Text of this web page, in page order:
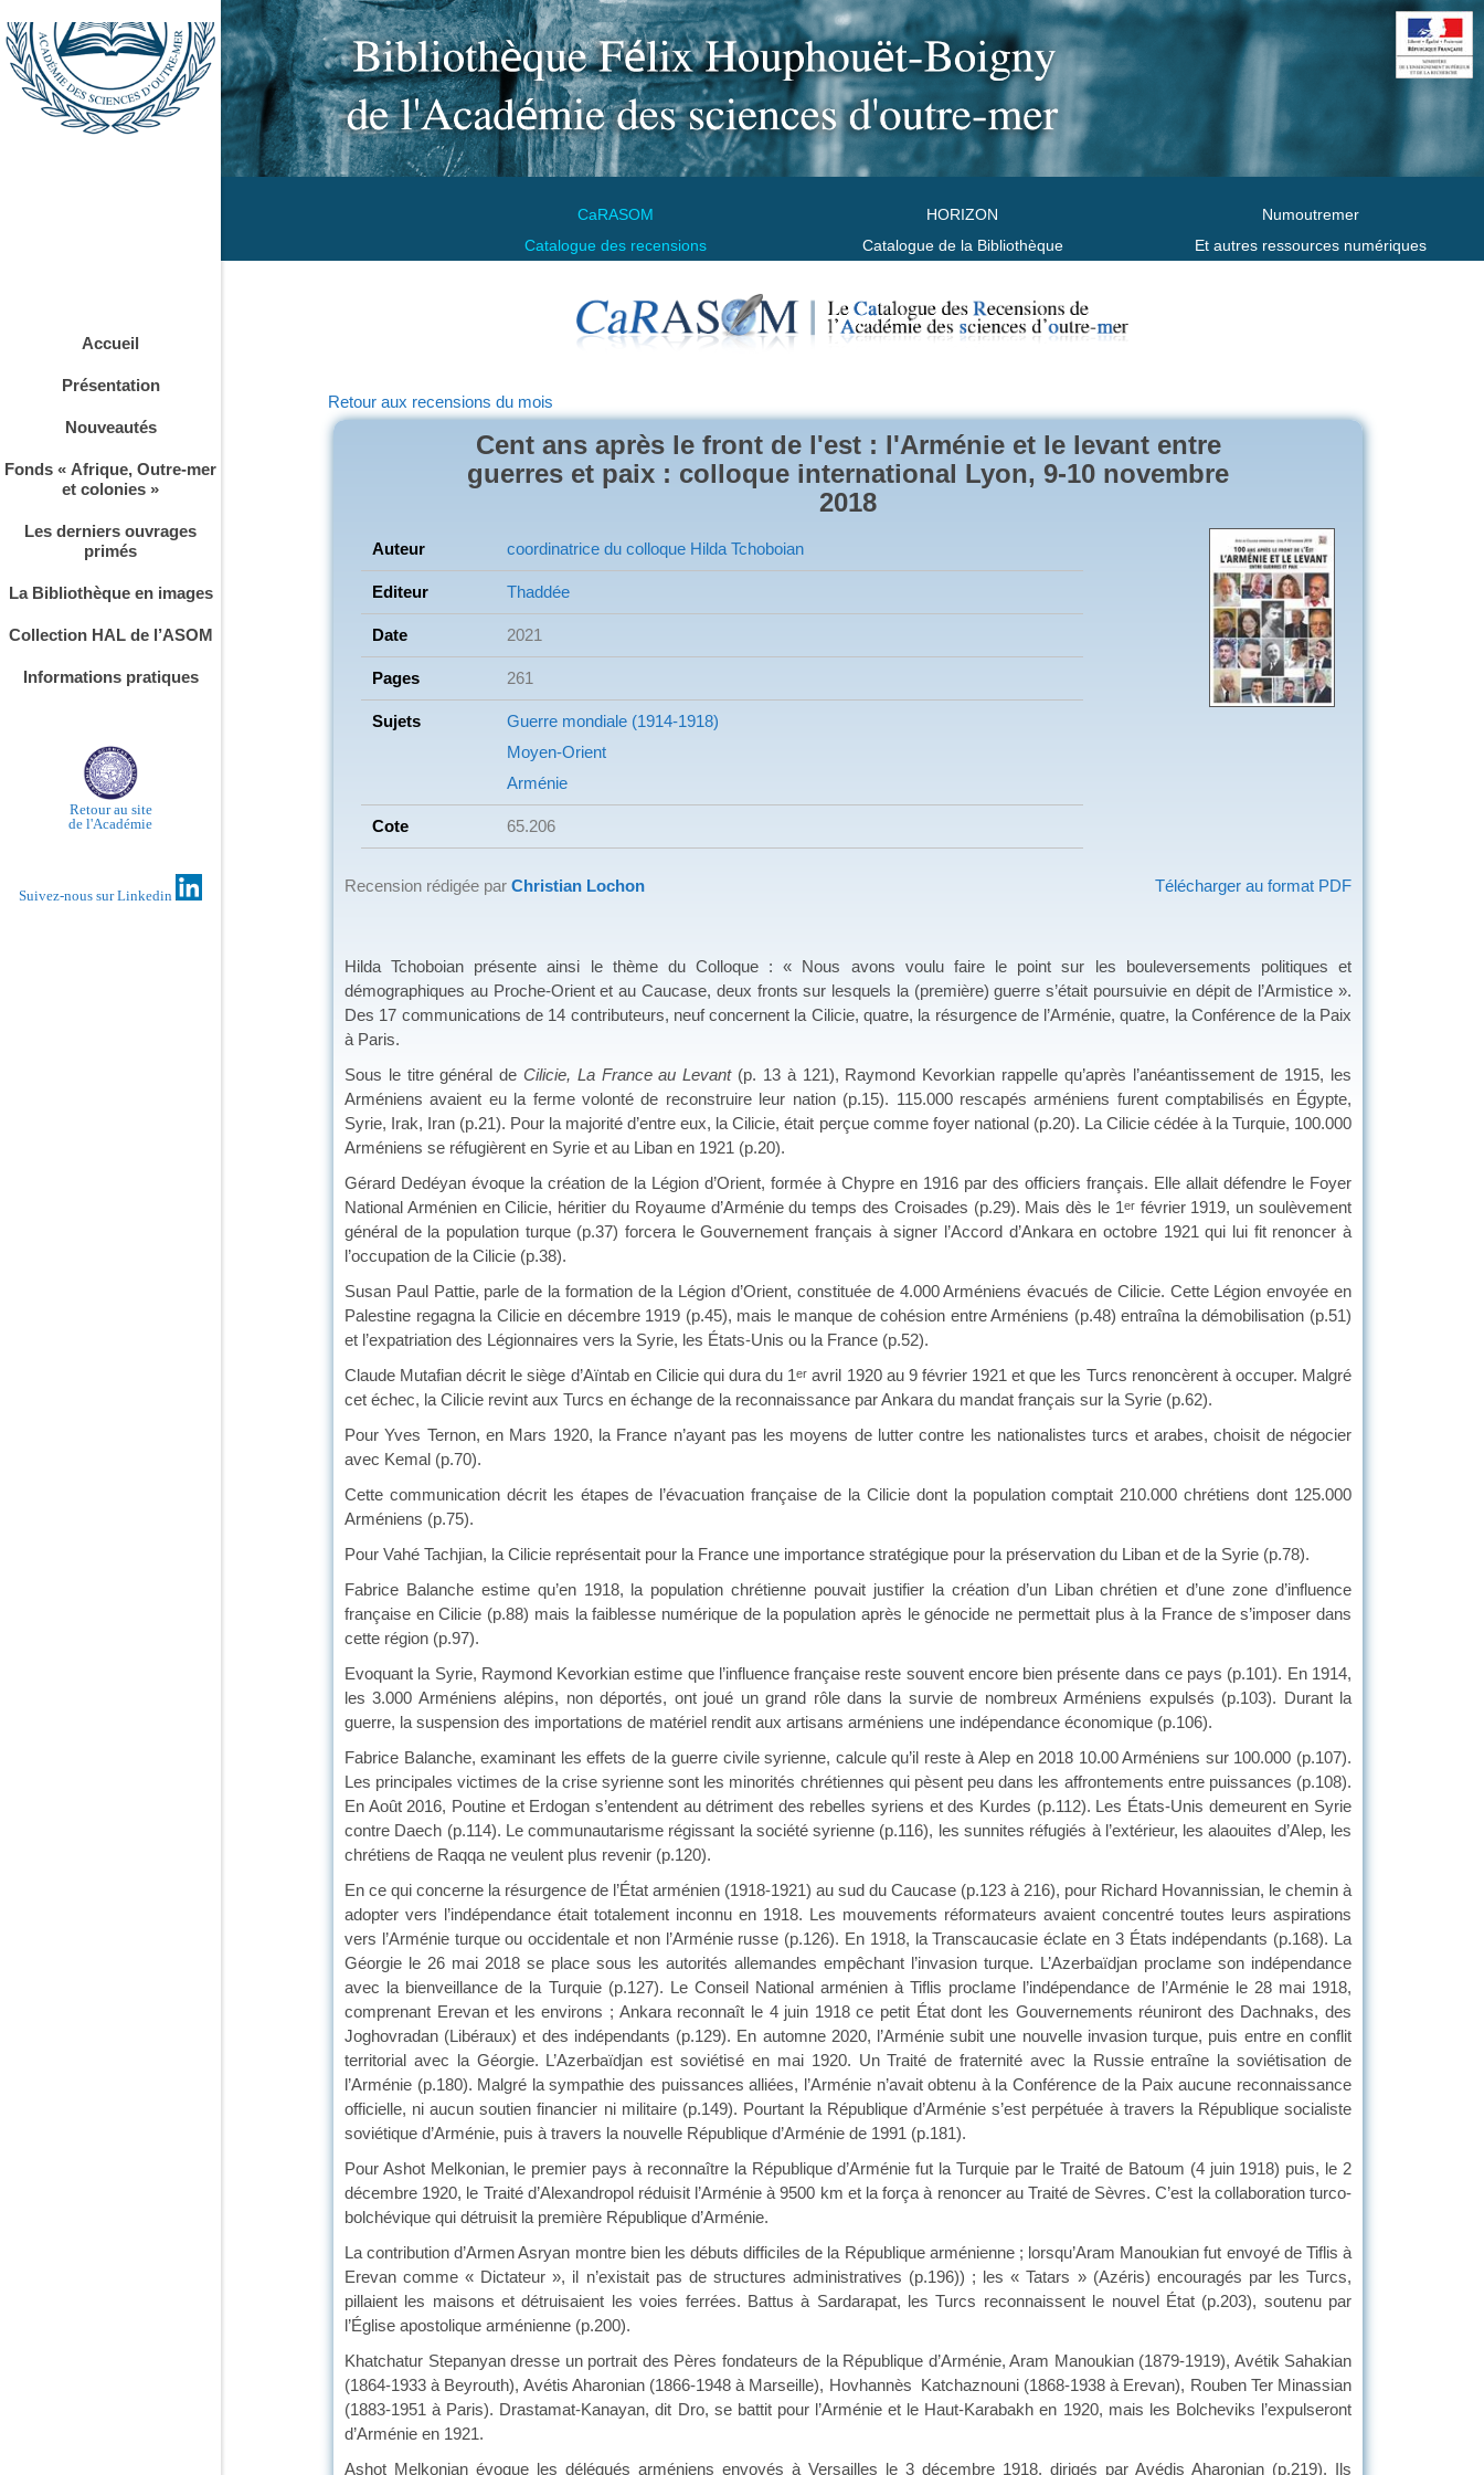
CaRASOM
Catalogue des recensions
HORIZON
Catalogue de la Bibliothèque
Numoutremer
Et autres ressources numériques
Accueil
Présentation
Nouveautés
Fonds « Afrique, Outre-mer
et colonies »
Les derniers ouvrages
primés
La Bibliothèque en images
Collection HAL de l’ASOM
Informations pratiques
Retour au site
de l'Académie
Suivez-nous sur Linkedin
Retour aux recensions du mois
Cent ans après le front de l'est : l'Arménie et le levant entre
guerres et paix : colloque international Lyon, 9-10 novembre
2018
Auteur coordinatrice du colloque Hilda Tchoboian
Editeur Thaddée
Date 2021
Pages 261
Sujets
Guerre mondiale (1914-1918)
Moyen-Orient
Arménie
Cote 65.206
Télécharger au format PDF
Recension rédigée par Christian Lochon
Hilda Tchoboian présente ainsi le thème du Colloque : « Nous avons voulu faire le point sur les bouleversements politiques et
démographiques au Proche-Orient et au Caucase, deux fronts sur lesquels la (première) guerre s’était poursuivie en dépit de l’Armistice ».
Des 17 communications de 14 contributeurs, neuf concernent la Cilicie, quatre, la résurgence de l’Arménie, quatre, la Conférence de la Paix
à Paris.
Sous le titre général deCilicie, La France au Levant(p. 13 à 121), Raymond Kevorkian rappelle qu’après l’anéantissement de 1915, les
Arméniens avaient eu la ferme volonté de reconstruire leur nation (p.15). 115.000 rescapés arméniens furent comptabilisés en Égypte,
Syrie, Irak, Iran (p.21). Pour la majorité d’entre eux, la Cilicie, était perçue comme foyer national (p.20). La Cilicie cédée à la Turquie, 100.000
Arméniens se réfugièrent en Syrie et au Liban en 1921 (p.20).
Gérard Dedéyan évoque la création de la Légion d’Orient, formée à Chypre en 1916 par des officiers français. Elle allait défendre le Foyer
National Arménien en Cilicie, héritier du Royaume d’Arménie du temps des Croisades (p.29). Mais dès le 1erfévrier 1919, un soulèvement
général de la population turque (p.37) forcera le Gouvernement français à signer l’Accord d’Ankara en octobre 1921 qui lui fit renoncer à
l’occupation de la Cilicie (p.38).
Susan Paul Pattie, parle de la formation de la Légion d’Orient, constituée de 4.000 Arméniens évacués de Cilicie. Cette Légion envoyée en
Palestine regagna la Cilicie en décembre 1919 (p.45), mais le manque de cohésion entre Arméniens (p.48) entraîna la démobilisation (p.51)
et l’expatriation des Légionnaires vers la Syrie, les États-Unis ou la France (p.52).
Claude Mutafian décrit le siège d’Aïntab en Cilicie qui dura du 1er avril 1920 au 9 février 1921 et que les Turcs renoncèrent à occuper. Malgré
cet échec, la Cilicie revint aux Turcs en échange de la reconnaissance par Ankara du mandat français sur la Syrie (p.62).
Pour Yves Ternon, en Mars 1920, la France n’ayant pas les moyens de lutter contre les nationalistes turcs et arabes, choisit de négocier
avec Kemal (p.70).
Cette communication décrit les étapes de l’évacuation française de la Cilicie dont la population comptait 210.000 chrétiens dont 125.000
Arméniens (p.75).
Pour Vahé Tachjian, la Cilicie représentait pour la France une importance stratégique pour la préservation du Liban et de la Syrie (p.78).
Fabrice Balanche estime qu’en 1918, la population chrétienne pouvait justifier la création d’un Liban chrétien et d’une zone d’influence
française en Cilicie (p.88) mais la faiblesse numérique de la population après le génocide ne permettait plus à la France de s’imposer dans
cette région (p.97).
Evoquant la Syrie, Raymond Kevorkian estime que l’influence française reste souvent encore bien présente dans ce pays (p.101). En 1914,
les 3.000 Arméniens alépins, non déportés, ont joué un grand rôle dans la survie de nombreux Arméniens expulsés (p.103). Durant la
guerre, la suspension des importations de matériel rendit aux artisans arméniens une indépendance économique (p.106).
Fabrice Balanche, examinant les effets de la guerre civile syrienne, calcule qu’il reste à Alep en 2018 10.00 Arméniens sur 100.000 (p.107).
Les principales victimes de la crise syrienne sont les minorités chrétiennes qui pèsent peu dans les affrontements entre puissances (p.108).
En Août 2016, Poutine et Erdogan s’entendent au détriment des rebelles syriens et des Kurdes (p.112). Les États-Unis demeurent en Syrie
contre Daech (p.114). Le communautarisme régissant la société syrienne (p.116), les sunnites réfugiés à l’extérieur, les alaouites d’Alep, les
chrétiens de Raqqa ne veulent plus revenir (p.120).
En ce qui concerne la résurgence de l’État arménien (1918-1921) au sud du Caucase (p.123 à 216), pour Richard Hovannissian, le chemin à
adopter vers l’indépendance était totalement inconnu en 1918. Les mouvements réformateurs avaient concentré toutes leurs aspirations
vers l’Arménie turque ou occidentale et non l’Arménie russe (p.126). En 1918, la Transcaucasie éclate en 3 États indépendants (p.168). La
Géorgie le 26 mai 2018 se place sous les autorités allemandes empêchant l’invasion turque. L’Azerbaïdjan proclame son indépendance
avec la bienveillance de la Turquie (p.127). Le Conseil National arménien à Tiflis proclame l’indépendance de l’Arménie le 28 mai 1918,
comprenant Erevan et les environs ; Ankara reconnaît le 4 juin 1918 ce petit État dont les Gouvernements réuniront des Dachnaks, des
Joghovradan (Libéraux) et des indépendants (p.129). En automne 2020, l’Arménie subit une nouvelle invasion turque, puis entre en conflit
territorial avec la Géorgie. L’Azerbaïdjan est soviétisé en mai 1920. Un Traité de fraternité avec la Russie entraîne la soviétisation de
l’Arménie (p.180). Malgré la sympathie des puissances alliées, l’Arménie n’avait obtenu à la Conférence de la Paix aucune reconnaissance
officielle, ni aucun soutien financier ni militaire (p.149). Pourtant la République d’Arménie s’est perpétuée à travers la République socialiste
soviétique d’Arménie, puis à travers la nouvelle République d’Arménie de 1991 (p.181).
Pour Ashot Melkonian, le premier pays à reconnaître la République d’Arménie fut la Turquie par le Traité de Batoum (4 juin 1918) puis, le 2
décembre 1920, le Traité d’Alexandropol réduisit l’Arménie à 9500 km et la força à renoncer au Traité de Sèvres. C’est la collaboration turco-
bolchévique qui détruisit la première République d’Arménie.
La contribution d’Armen Asryan montre bien les débuts difficiles de la République arménienne ; lorsqu’Aram Manoukian fut envoyé de Tiflis à
Erevan comme « Dictateur », il n’existait pas de structures administratives (p.196)) ; les « Tatars » (Azéris) encouragés par les Turcs,
pillaient les maisons et détruisaient les voies ferrées. Battus à Sardarapat, les Turcs reconnaissent le nouvel État (p.203), soutenu par
l’Église apostolique arménienne (p.200).
Khatchatur Stepanyan dresse un portrait des Pères fondateurs de la République d’Arménie, Aram Manoukian (1879-1919), Avétik Sahakian
(1864-1933 à Beyrouth), Avétis Aharonian (1866-1948 à Marseille), Hovhannès Katchaznouni (1868-1938 à Erevan), Rouben Ter Minassian
(1883-1951 à Paris). Drastamat-Kanayan, dit Dro, se battit pour l’Arménie et le Haut-Karabakh en 1920, mais les Bolcheviks l’expulseront
d’Arménie en 1921.
Ashot Melkonian évoque les délégués arméniens envoyés à Versailles le 3 décembre 1918, dirigés par Avédis Aharonian (p.219). Ils